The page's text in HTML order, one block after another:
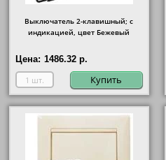
Выключатель 2-клавишный; с
индикацией, цвет Бежевый
Цена: 1486.32 р.
Купить